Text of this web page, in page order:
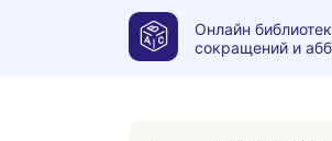
Онлайн
сокращений и